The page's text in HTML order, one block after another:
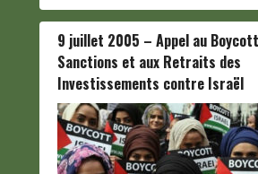
9 juillet 2005 – Appel au
Sanctions et aux Retraits des
Investissements contre Israël